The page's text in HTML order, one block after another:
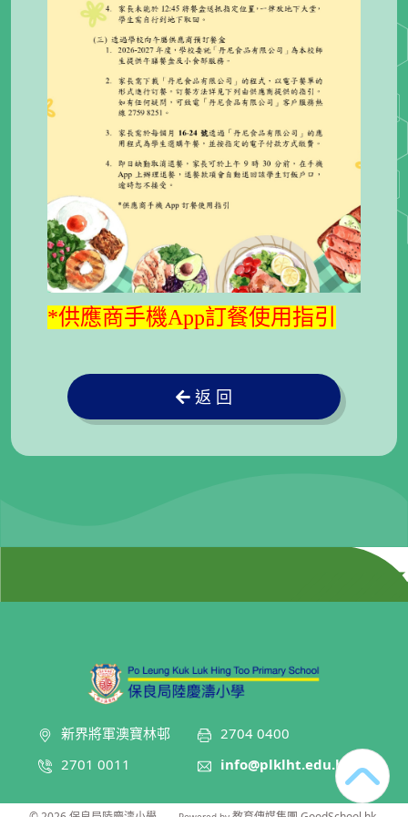
*供應商手機App訂餐使用指引
返 回
新界將軍澳寶林邨
2701 0011
2704 0400
info@plklht.edu.hk